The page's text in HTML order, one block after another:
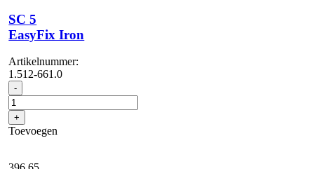
SC 5
EasyFix Iron
Artikelnummer:
1.512-661.0
- SC
5
EasyFix
Iron
aantal
+
Toevoegen